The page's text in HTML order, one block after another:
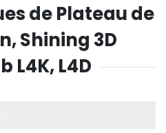
de Plateau de
Shining 3D
L4K, L4D